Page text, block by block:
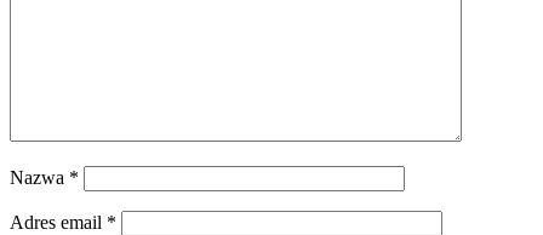
Nazwa *
Adres email *